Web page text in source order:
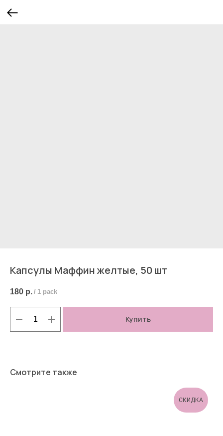
Капсулы Маффин желтые, 50 шт
180 р. / 1 pack
Купить
Смотрите также
СКИДКА